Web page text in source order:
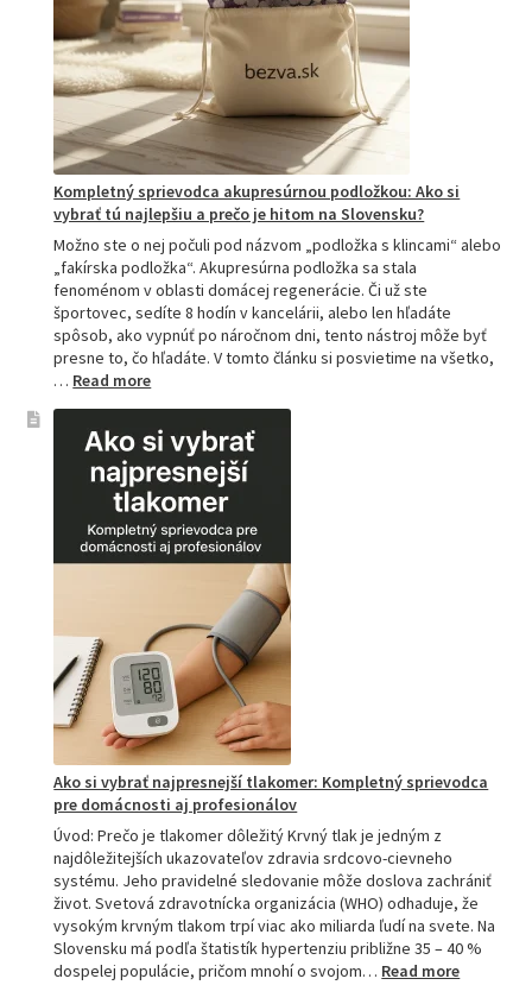
Kompletný sprievodca akupresúrnou podložkou: Ako si
vybrať tú najlepšiu a prečo je hitom na Slovensku?
Možno ste o nej počuli pod názvom „podložka s klincami“ alebo
„fakírska podložka“. Akupresúrna podložka sa stala
fenoménom v oblasti domácej regenerácie. Či už ste
športovec, sedíte 8 hodín v kancelárii, alebo len hľadáte
spôsob, ako vypnúť po náročnom dni, tento nástroj môže byť
presne to, čo hľadáte. V tomto článku si posvietime na všetko,
… Read more:
sprievodca
akupresúrnou
podložkou:
Ako
si
vybrať
tú
prečo
je
hitom
na
Slovensku?
Ako si vybrať najpresnejší tlakomer: Kompletný sprievodca
pre domácnosti aj profesionálov
Úvod: Prečo je tlakomer dôležitý Krvný tlak je jedným z
najdôležitejších ukazovateľov zdravia srdcovo-cievneho
systému. Jeho pravidelné sledovanie môže doslova zachrániť
život. Svetová zdravotnícka organizácia (WHO) odhaduje, že
vysokým krvným tlakom trpí viac ako miliarda ľudí na svete. Na
Slovensku má podľa štatistík hypertenziu približne 35 – 40 %
dospelej populácie, pričom mnohí o svojom… Read more: